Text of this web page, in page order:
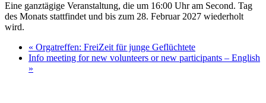
Eine ganztägige Veranstaltung, die um 16:00 Uhr am Second. Tag
des Monats stattfindet und bis zum 28. Februar 2027 wiederholt
wird.
« Orgatreffen: FreiZeit für junge Geflüchtete
Info meeting for new volunteers or new participants – English
»